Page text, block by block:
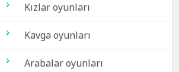
Kızlar oyunları
Kavga oyunları
Arabalar oyunları